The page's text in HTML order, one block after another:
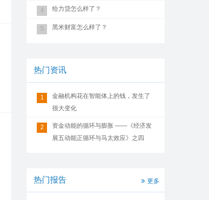
4 给力贷怎么样了？
5 黑米财富怎么样了？
热门资讯
1
金融机构花在智能体上的钱，发生了
很大变化
2
资金动能的循环与膨胀 ——《经济发
展五动能正循环与马太效应》之四
热门报告 更多